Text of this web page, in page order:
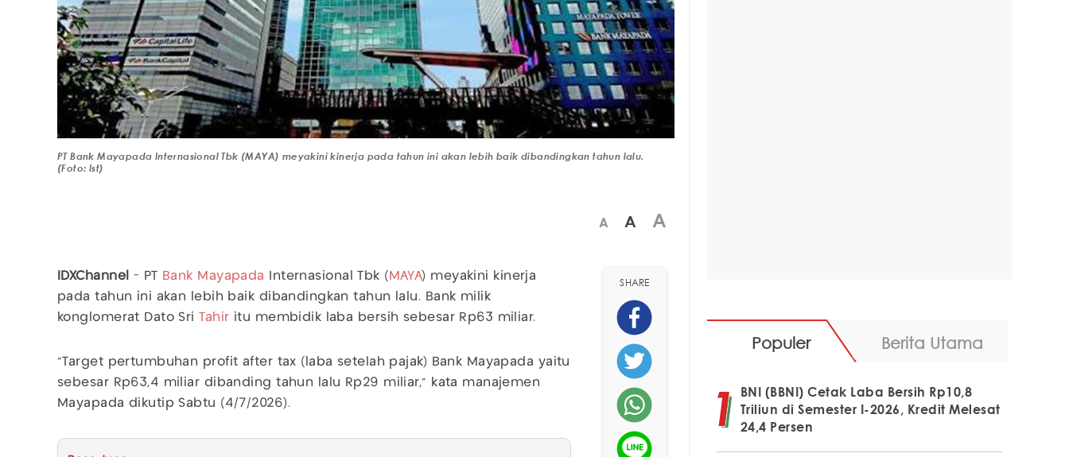
PT Bank Mayapada Internasional Tbk (MAYA) meyakini kinerja pada tahun ini akan lebih baik dibandingkan tahun lalu.
(Foto: Ist)
A A A
IDXChannel - PT Bank Mayapada Internasional Tbk ( MAYA) meyakini kinerja
pada tahun ini akan lebih baik dibandingkan tahun lalu. Bank milik
konglomerat Dato Sri
Tahir itu membidik laba bersih sebesar Rp63 miliar.
"Target pertumbuhan profit after tax (laba setelah pajak) Bank Mayapada yaitu
sebesar Rp63,4 miliar dibanding tahun lalu Rp29 miliar," kata manajemen
Mayapada dikutip Sabtu (4/7/2026).
SHARE
Populer Berita Utama
BNI (BBNI) Cetak Laba Bersih Rp10,8
Triliun di Semester I-2026, Kredit Melesat
24,4 Persen